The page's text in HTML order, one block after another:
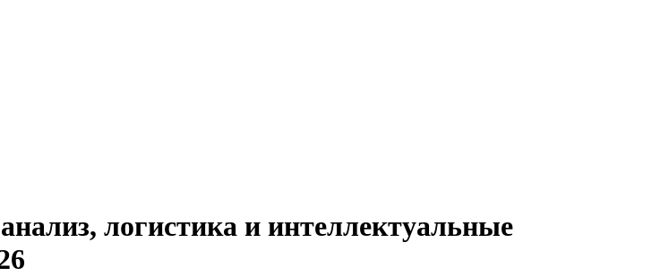
логистика и интеллектуальные